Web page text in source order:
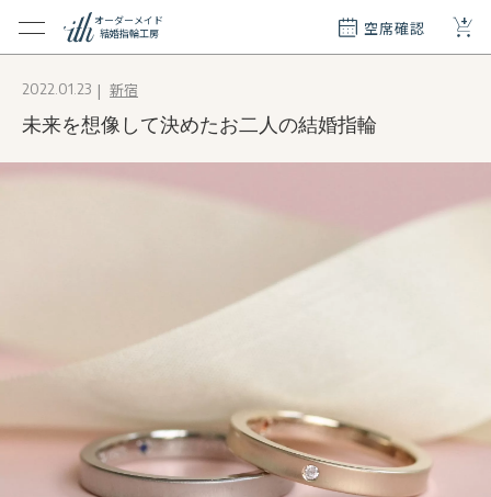
オーダーメイド
結婚指輪工房
空席確認 +
メイド
2022.01.23 新宿
未来を想像して決めたお二人の結婚指輪